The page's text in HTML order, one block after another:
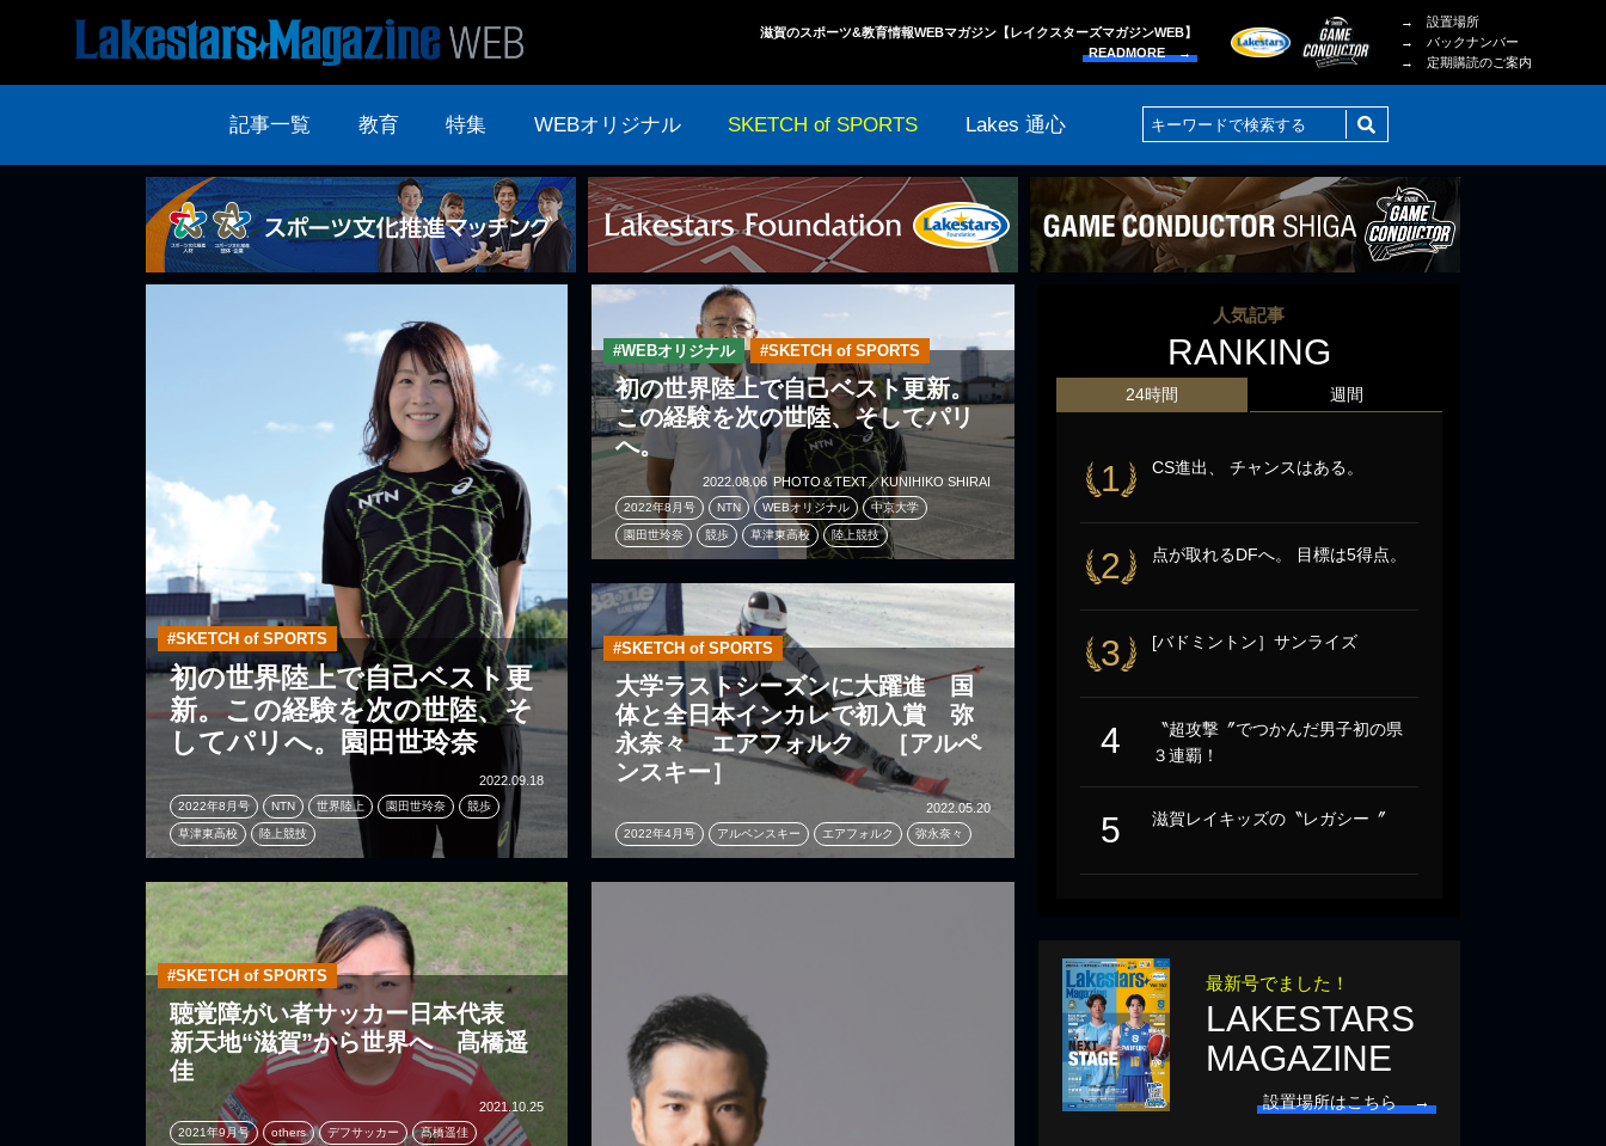
滋賀のスポーツ&教育情報WEBマガジン【レイクスターズマガジンWEB】
READMORE →
→ 設置場所
→ バックナンバー
→ 定期購読のご案内
記事一覧 教育 特集 WEBオリジナル SKETCH of SPORTS Lakes 通心
#SKETCH of SPORTS
初の世界陸上で自己ベスト更
新。この経験を次の世陸、そ
してパリへ。園田世玲奈
2022.09.18
2022年8月号 NTN 世界陸上 園田世玲奈 競歩
草津東高校 陸上競技
#WEBオリジナル #SKETCH of SPORTS
初の世界陸上で自己ベスト更新。
この経験を次の世陸、そしてパリ
へ。
2022.08.06 PHOTO＆TEXT／KUNIHIKO SHIRAI
2022年8月号 NTN WEBオリジナル 中京大学
園田世玲奈 競歩 草津東高校 陸上競技
#SKETCH of SPORTS
大学ラストシーズンに大躍進 国
体と全日本インカレで初入賞 弥
永奈々 エアフォルク ［アルペ
ンスキー］
2022.05.20
2022年4月号 アルペンスキー エアフォルク 弥永奈々
#SKETCH of SPORTS
聴覚障がい者サッカー日本代表
新天地“滋賀”から世界へ 髙橋遥
佳
2021.10.25
2021年9月号 others デフサッカー 髙橋遥佳
人気記事
RANKING
24時間
1 CS進出、 チャンスはある。
2 点が取れるDFへ。 目標は5得点。
3 [バドミントン］サンライズ
4
〝超攻撃〞でつかんだ男子初の県
３連覇！
5 滋賀レイキッズの〝レガシー〞
週間
最新号でました！
LAKESTARS
MAGAZINE
設置場所はこちら →